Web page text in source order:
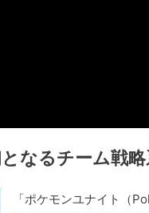
なるチーム戦
「ポケモンユナイト（